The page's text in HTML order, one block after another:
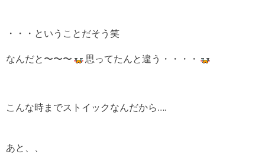
・・・ということだそう笑
なんだと〜〜〜 思ってたんと違う・・・・
こんな時までストイックなんだから….
あと、、